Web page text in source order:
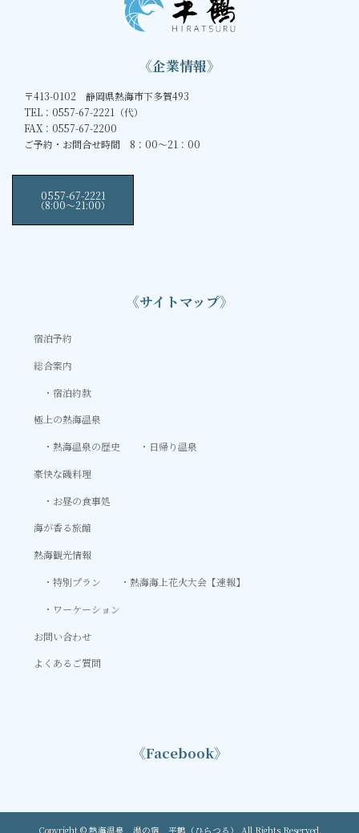
《企業情報》
〒413-0102 静岡県熱海市下多賀493
TEL：0557-67-2221（代）
FAX：0557-67-2200
ご予約・お問合せ時間 8：00～21：00
0557-67-2221
（8:00〜21:00）
《サイトマップ》
宿泊予約
総合案内
宿泊約款
極上の熱海温泉
熱海温泉の歴史
日帰り温泉
豪快な磯料理
お昼の食事処
海が香る旅館
熱海観光情報
特別プラン
熱海海上花火大会【速報】
ワーケーション
お問い合わせ
よくあるご質問
《Facebook》
Copyright © 熱海温泉 湯の宿 平鶴（ひらつる） All Rights Reserved.